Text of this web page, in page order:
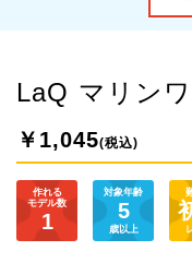
LaQ マリン
￥1,045(税込)
作れる
モデル数
1
対象年齢
5
歳以上